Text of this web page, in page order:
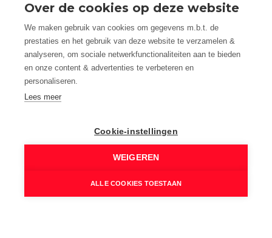
Nog niet gevonden wat je zocht?
Wij helpen je graag zoeken
naargelang jouw voorkeuren.
Help me zoeken
9,4
Over de cookies op deze website
We maken gebruik van cookies om gegevens m.b.t. de
prestaties en het gebruik van deze website te verzamelen &
analyseren, om sociale netwerkfunctionaliteiten aan te bieden
en onze content & advertenties te verbeteren en
personaliseren.
Lees meer
Cookie-instellingen
WEIGEREN
ALLE COOKIES TOESTAAN